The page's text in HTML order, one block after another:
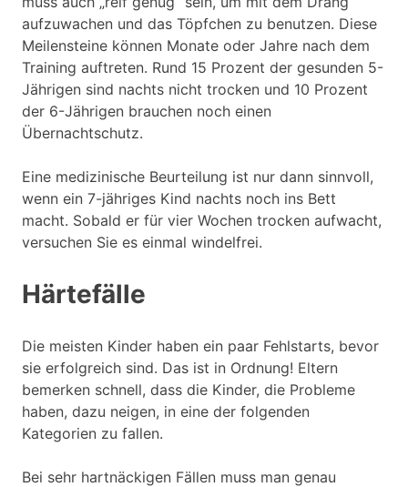
aufzuwachen und das Töpfchen zu benutzen. Diese
Meilensteine können Monate oder Jahre nach dem
Training auftreten. Rund 15 Prozent der gesunden 5-
Jährigen sind nachts nicht trocken und 10 Prozent
der 6-Jährigen brauchen noch einen
Übernachtschutz.
Eine medizinische Beurteilung ist nur dann sinnvoll,
wenn ein 7-jähriges Kind nachts noch ins Bett
macht. Sobald er für vier Wochen trocken aufwacht,
versuchen Sie es einmal windelfrei.
Härtefälle
Die meisten Kinder haben ein paar Fehlstarts, bevor
sie erfolgreich sind. Das ist in Ordnung! Eltern
bemerken schnell, dass die Kinder, die Probleme
haben, dazu neigen, in eine der folgenden
Kategorien zu fallen.
Bei sehr hartnäckigen Fällen muss man genau